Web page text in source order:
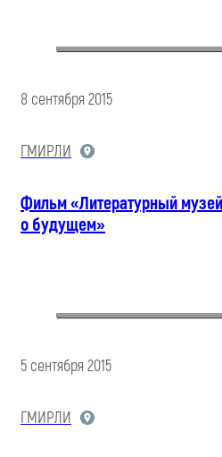
8 сентября 2015
ГМИРЛИ
Фильм «Литературный
о будущем»
5 сентября 2015
ГМИРЛИ